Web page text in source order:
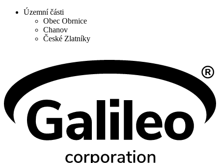
Územní části
Obec Obrnice
Chanov
České Zlatníky